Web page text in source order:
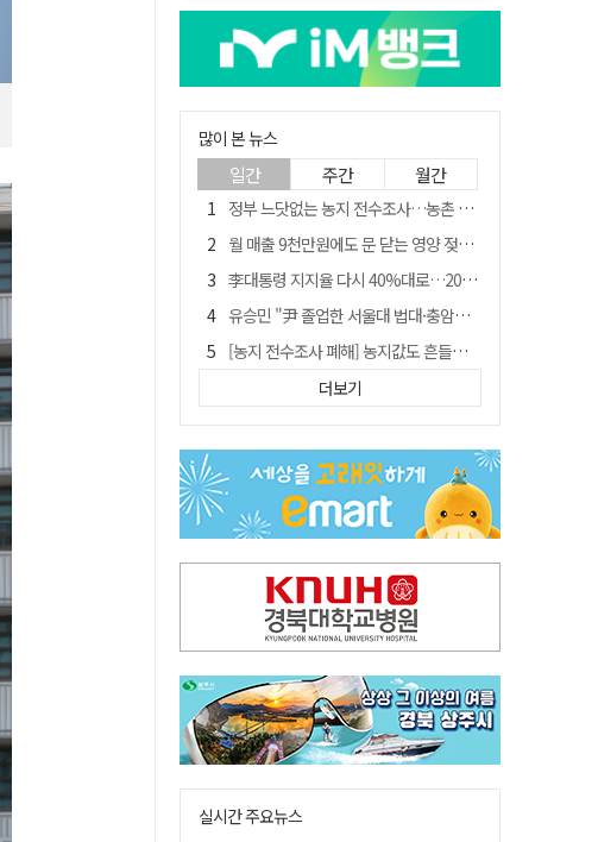
많이 본 뉴스
일간 주간 월간
정부 느닷없는 농지 전수조사…농촌 들쑤시는 '경자유전'의 칼날
월 매출 9천만원에도 문 닫는 영양 젖소농장… "일할 사람이 없어"
李대통령 지지율 다시 40%대로…20대는 18.8%p 급락
유승민 "尹 졸업한 서울대 법대·충암고도 없애야"…李 육사 통합 직격
[농지 전수조사 폐해] 농지값도 흔들리나…"도지 막히면 헐값 매물 나올 수도"
[농지 전수조사 폐해] '쌀 받고 논 내 준' 도지농 이제 어쩌나?
국민 51.9% "李 대통령 재판 재개 필요하다"
경북 영천시, 9월부터 11월까지 반값 여행 혜택 제공
아쉬운 태클
더보기
실시간 주요뉴스